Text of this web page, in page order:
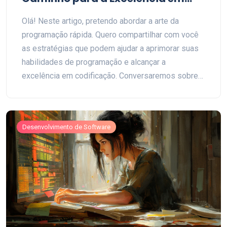
Olá! Neste artigo, pretendo abordar a arte da
programação rápida. Quero compartilhar com você
as estratégias que podem ajudar a aprimorar suas
habilidades de programação e alcançar a
excelência em codificação. Conversaremos sobre
programador mais eficiente e rápido. Espero que as
dicas e truques que compartilho neste post
possam ser úteis para melhorar sua velocidade de
codificação.
Desenvolvimento de Software